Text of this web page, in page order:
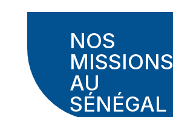
NOS
MISSIONS
AU
SÉNÉGAL